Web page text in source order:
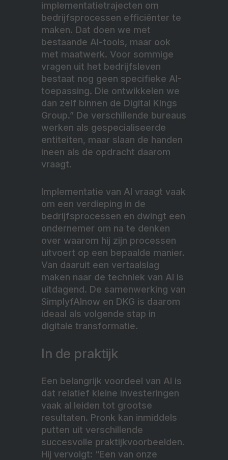
implementatietrajecten om
bedrijfsprocessen efficiënter te
maken. Dat doen we met
bestaande AI-tools, maar ook
met maatwerk. Voor sommige
vragen uit het bedrijfsleven
bestaat nog geen specifieke AI-
toepassing. Die ontwikkelen we
dan zelf binnen de Digital Kings
Group.” De verschillende bureaus
werken als gespecialiseerde
entiteiten, maar slaan de handen
ineen als de opdracht daarom
vraagt.
Implementatie van AI vraagt vaak
om een verdieping in de
bedrijfsprocessen en dwingt een
ondernemer om na te denken
over waarom hij zijn processen
uitvoert op een bepaalde manier.
Van daaruit een vertaalslag
maken naar de techniek van AI is
uitdagend. De samenwerking van
SimplyfAInow en DKG is daarom
ideaal als volgende stap in
digitale transformatie.
In de praktijk
Een belangrijk voordeel van AI is
dat relatief kleine investeringen
vaak al leiden tot grootse
resultaten. Pronk kan inmiddels
putten uit verschillende
succesvolle praktijkvoorbeelden.
Hij vervolgt: “Een van onze